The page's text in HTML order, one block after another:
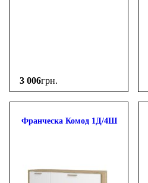
3 006грн.
Франческа Комод 1Д/4Ш